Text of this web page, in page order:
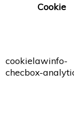
Cookie
cookielawinfo-
checbox-